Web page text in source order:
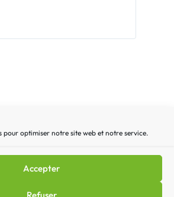
pour optimiser notre site web et notre service.
Accepter
Refuser
Recherche